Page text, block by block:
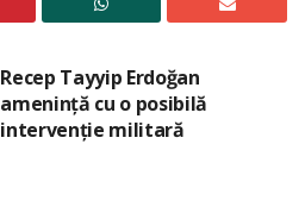
Recep Tayyip Erdoğan
amenință cu o posibilă
intervenție militară